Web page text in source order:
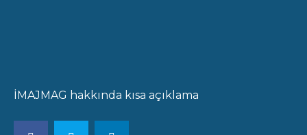
İMAJMAG hakkında kısa açıklama